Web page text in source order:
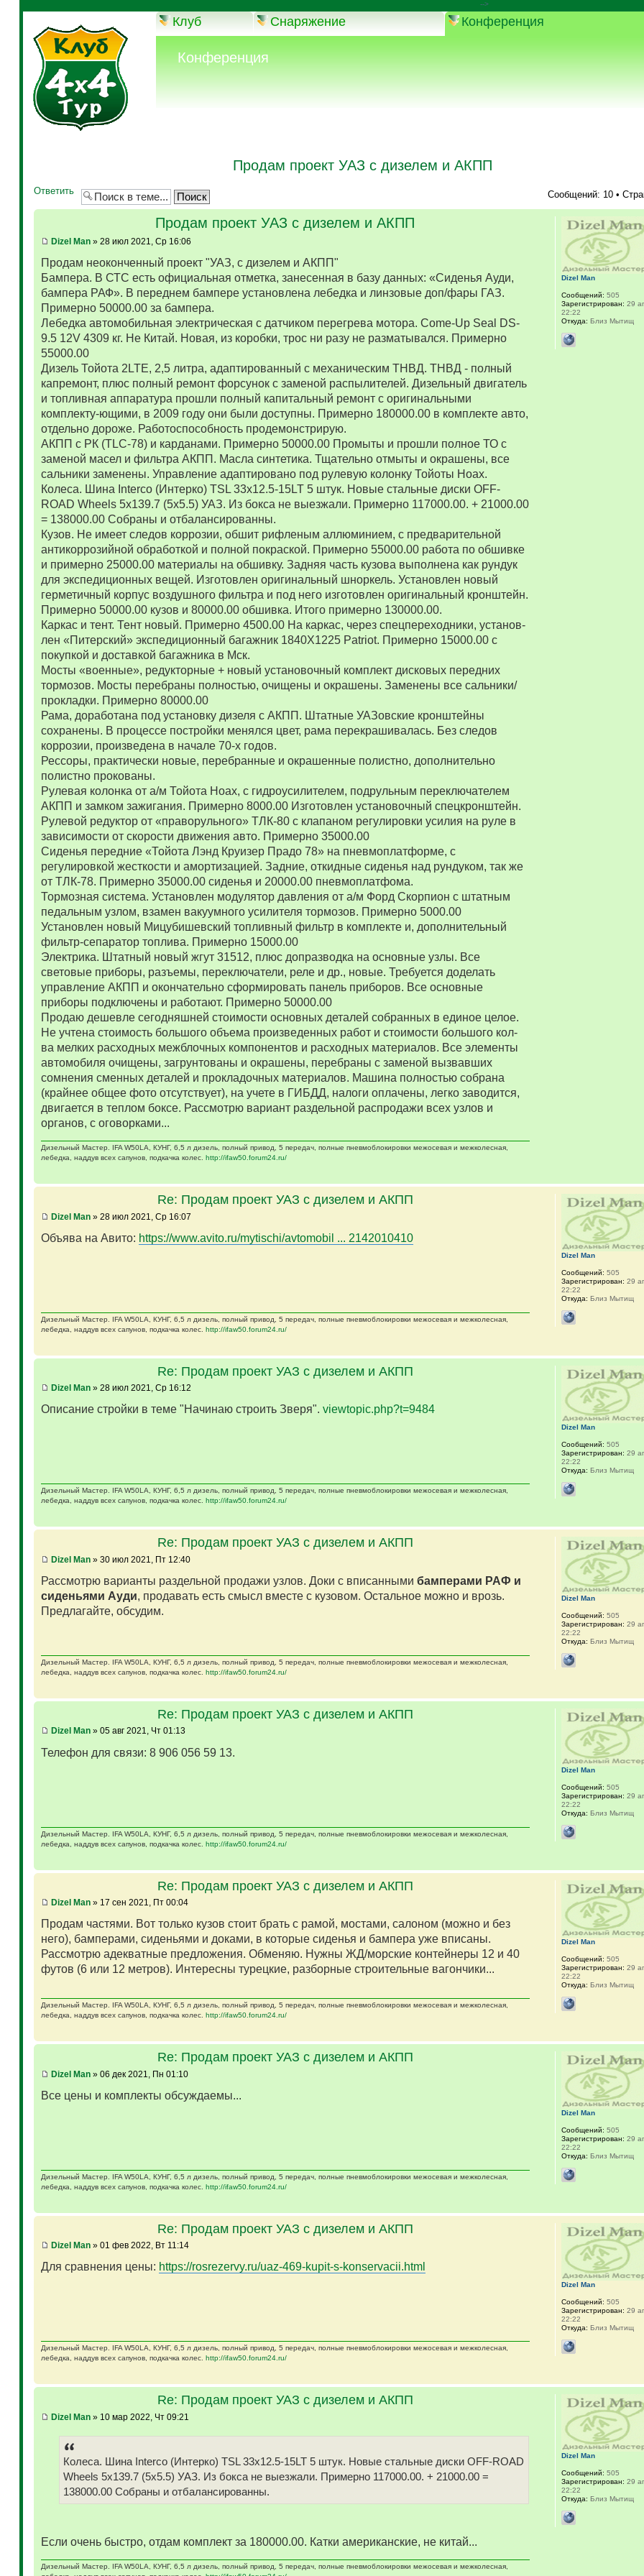
-->
Клуб Снаряжение Конференция
Конференция
Продам проект УАЗ с дизелем и АКПП
Ответить Сообщений: 10 •
Продам проект УАЗ с дизелем и АКПП
Dizel Man» 28 июл 2021, Ср 16:06
Продам неоконченный проект "УАЗ, с дизелем и АКПП"
Бампера. В СТС есть официальная отметка, занесенная в базу данных: «Сиденья Ауди,
бампера РАФ». В переднем бампере установлена лебедка и линзовые доп/фары ГАЗ.
Примерно 50000.00 за бампера.
Лебедка автомобильная электрическая с датчиком перегрева мотора. Come-Up Seal DS-
9.5 12V 4309 кг. Не Китай. Новая, из коробки, трос ни разу не разматывался. Примерно
55000.00
Дизель Тойота 2LTE, 2,5 литра, адаптированный с механическим ТНВД. ТНВД - полный
капремонт, плюс полный ремонт форсунок с заменой распылителей. Дизельный двигатель
и топливная аппаратура прошли полный капитальный ремонт с оригинальными
комплекту-ющими, в 2009 году они были доступны. Примерно 180000.00 в комплекте авто,
отдельно дороже. Работоспособность продемонстрирую.
АКПП с РК (TLC-78) и карданами. Примерно 50000.00 Промыты и прошли полное ТО с
заменой масел и фильтра АКПП. Масла синтетика. Тщательно отмыты и окрашены, все
сальники заменены. Управление адаптировано под рулевую колонку Тойоты Ноах.
Колеса. Шина Interco (Интерко) TSL 33x12.5-15LT 5 штук. Новые стальные диски OFF-
ROAD Wheels 5x139.7 (5x5.5) УАЗ. Из бокса не выезжали. Примерно 117000.00. + 21000.00
= 138000.00 Собраны и отбалансированны.
Кузов. Не имеет следов коррозии, обшит рифленым аллюминием, с предварительной
антикоррозийной обработкой и полной покраской. Примерно 55000.00 работа по обшивке
и примерно 25000.00 материалы на обшивку. Задняя часть кузова выполнена как рундук
для экспедиционных вещей. Изготовлен оригинальный шноркель. Установлен новый
герметичный корпус воздушного фильтра и под него изготовлен оригинальный кронштейн.
Примерно 50000.00 кузов и 80000.00 обшивка. Итого примерно 130000.00.
Каркас и тент. Тент новый. Примерно 4500.00 На каркас, через спецпереходники, установ-
лен «Питерский» экспедиционный багажник 1840Х1225 Patriot. Примерно 15000.00 с
покупкой и доставкой багажника в Мск.
Мосты «военные», редукторные + новый установочный комплект дисковых передних
тормозов. Мосты перебраны полностью, очищены и окрашены. Заменены все сальники/
прокладки. Примерно 80000.00
Рама, доработана под установку дизеля с АКПП. Штатные УАЗовские кронштейны
сохранены. В процессе постройки менялся цвет, рама перекрашивалась. Без следов
коррозии, произведена в начале 70-х годов.
Рессоры, практически новые, перебранные и окрашенные полистно, дополнительно
полистно прокованы.
Рулевая колонка от а/м Тойота Ноах, с гидроусилителем, подрульным переключателем
АКПП и замком зажигания. Примерно 8000.00 Изготовлен установочный спецкронштейн.
Рулевой редуктор от «праворульного» ТЛК-80 с клапаном регулировки усилия на руле в
зависимости от скорости движения авто. Примерно 35000.00
Сиденья передние «Тойота Лэнд Круизер Прадо 78» на пневмоплатформе, с
регулировкой жесткости и амортизацией. Задние, откидные сиденья над рундуком, так же
от ТЛК-78. Примерно 35000.00 сиденья и 20000.00 пневмоплатфома.
Тормозная система. Установлен модулятор давления от а/м Форд Скорпион с штатным
педальным узлом, взамен вакуумного усилителя тормозов. Примерно 5000.00
Установлен новый Мицубишевский топливный фильтр в комплекте и, дополнительный
фильтр-сепаратор топлива. Примерно 15000.00
Электрика. Штатный новый жгут 31512, плюс допразводка на основные узлы. Все
световые приборы, разъемы, переключатели, реле и др., новые. Требуется доделать
управление АКПП и окончательно сформировать панель приборов. Все основные
приборы подключены и работают. Примерно 50000.00
Продаю дешевле сегодняшней стоимости основных деталей собранных в единое целое.
Не учтена стоимость большого объема произведенных работ и стоимости большого кол-
ва мелких расходных межблочных компонентов и расходных материалов. Все элементы
автомобиля очищены, загрунтованы и окрашены, перебраны с заменой вызвавших
сомнения сменных деталей и прокладочных материалов. Машина полностью собрана
(крайнее общее фото отсутствует), на учете в ГИБДД, налоги оплачены, легко заводится,
двигается в теплом боксе. Рассмотрю вариант раздельной распродажи всех узлов и
органов, с оговорками...
Дизельный Мастер. IFA W50LA, КУНГ, 6,5 л дизель, полный привод, 5 передач, полные пневмоблокировки межосевая и межколесная,
лебедка, наддув всех сапунов, подкачка колес. http://ifaw50.forum24.ru/
Dizel Man
Сообщений: 505
Зарегистрирован: 29
22:22
Откуда: Близ Мытищ
Re: Продам проект УАЗ с дизелем и АКПП
Dizel Man» 28 июл 2021, Ср 16:07
Объява на Авито: https://www.avito.ru/mytischi/avtomobil ... 2142010410
Дизельный Мастер. IFA W50LA, КУНГ, 6,5 л дизель, полный привод, 5 передач, полные пневмоблокировки межосевая и межколесная,
лебедка, наддув всех сапунов, подкачка колес. http://ifaw50.forum24.ru/
Dizel Man
Сообщений: 505
Зарегистрирован: 29
22:22
Откуда: Близ Мытищ
Re: Продам проект УАЗ с дизелем и АКПП
Dizel Man» 28 июл 2021, Ср 16:12
Описание стройки в теме "Начинаю строить Зверя". viewtopic.php?t=9484
Дизельный Мастер. IFA W50LA, КУНГ, 6,5 л дизель, полный привод, 5 передач, полные пневмоблокировки межосевая и межколесная,
лебедка, наддув всех сапунов, подкачка колес. http://ifaw50.forum24.ru/
Dizel Man
Сообщений: 505
Зарегистрирован: 29
22:22
Откуда: Близ Мытищ
Re: Продам проект УАЗ с дизелем и АКПП
Dizel Man» 30 июл 2021, Пт 12:40
Рассмотрю варианты раздельной продажи узлов. Доки с вписанными бамперами РАФ и
сиденьями Ауди, продавать есть смысл вместе с кузовом. Остальное можно и врозь.
Предлагайте, обсудим.
Дизельный Мастер. IFA W50LA, КУНГ, 6,5 л дизель, полный привод, 5 передач, полные пневмоблокировки межосевая и межколесная,
лебедка, наддув всех сапунов, подкачка колес. http://ifaw50.forum24.ru/
Dizel Man
Сообщений: 505
Зарегистрирован: 29
22:22
Откуда: Близ Мытищ
Re: Продам проект УАЗ с дизелем и АКПП
Dizel Man» 05 авг 2021, Чт 01:13
Телефон для связи: 8 906 056 59 13.
Дизельный Мастер. IFA W50LA, КУНГ, 6,5 л дизель, полный привод, 5 передач, полные пневмоблокировки межосевая и межколесная,
лебедка, наддув всех сапунов, подкачка колес. http://ifaw50.forum24.ru/
Dizel Man
Сообщений: 505
Зарегистрирован: 29
22:22
Откуда: Близ Мытищ
Re: Продам проект УАЗ с дизелем и АКПП
Dizel Man» 17 сен 2021, Пт 00:04
Продам частями. Вот только кузов стоит брать с рамой, мостами, салоном (можно и без
него), бамперами, сиденьями и доками, в которые сиденья и бампера уже вписаны.
Рассмотрю адекватные предложения. Обменяю. Нужны ЖД/морские контейнеры 12 и 40
футов (6 или 12 метров). Интересны турецкие, разборные строительные вагончики...
Дизельный Мастер. IFA W50LA, КУНГ, 6,5 л дизель, полный привод, 5 передач, полные пневмоблокировки межосевая и межколесная,
лебедка, наддув всех сапунов, подкачка колес. http://ifaw50.forum24.ru/
Dizel Man
Сообщений: 505
Зарегистрирован: 29
22:22
Откуда: Близ Мытищ
Re: Продам проект УАЗ с дизелем и АКПП
Dizel Man» 06 дек 2021, Пн 01:10
Все цены и комплекты обсуждаемы...
Дизельный Мастер. IFA W50LA, КУНГ, 6,5 л дизель, полный привод, 5 передач, полные пневмоблокировки межосевая и межколесная,
лебедка, наддув всех сапунов, подкачка колес. http://ifaw50.forum24.ru/
Dizel Man
Сообщений: 505
Зарегистрирован: 29
22:22
Откуда: Близ Мытищ
Re: Продам проект УАЗ с дизелем и АКПП
Dizel Man» 01 фев 2022, Вт 11:14
Для сравнения цены: https://rosrezervy.ru/uaz-469-kupit-s-konservacii.html
Дизельный Мастер. IFA W50LA, КУНГ, 6,5 л дизель, полный привод, 5 передач, полные пневмоблокировки межосевая и межколесная,
лебедка, наддув всех сапунов, подкачка колес. http://ifaw50.forum24.ru/
Dizel Man
Сообщений: 505
Зарегистрирован: 29
22:22
Откуда: Близ Мытищ
Re: Продам проект УАЗ с дизелем и АКПП
Dizel Man» 10 мар 2022, Чт 09:21
Колеса. Шина Interco (Интерко) TSL 33x12.5-15LT 5 штук. Новые стальные диски OFF-ROAD
Wheels 5x139.7 (5x5.5) УАЗ. Из бокса не выезжали. Примерно 117000.00. + 21000.00 =
138000.00 Собраны и отбалансированны.
Если очень быстро, отдам комплект за 180000.00. Катки американские, не китай...
Дизельный Мастер. IFA W50LA, КУНГ, 6,5 л дизель, полный привод, 5 передач, полные пневмоблокировки межосевая и межколесная,
Dizel Man
Сообщений: 505
Зарегистрирован: 29
22:22
Откуда: Близ Мытищ